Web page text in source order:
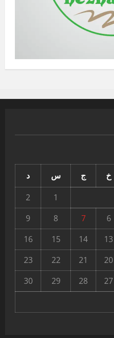
خ ج س
د
1
2
6
7
8
9
13
14
15
16
20
21
22
23
27
28
29
30